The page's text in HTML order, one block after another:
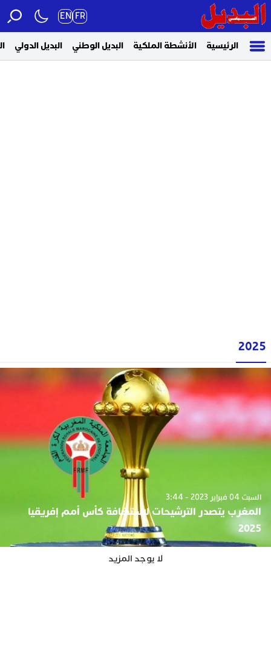
FR
EN
الرئيسية الأنشطة الملكية البديل الوطني البديل الدولي
2025
السبت 04 فبراير 2023 - 3:44
المغرب يتصدر الترشيحات لاستضافة كأس أمم إفريقيا
2025
لا يوجد المزيد